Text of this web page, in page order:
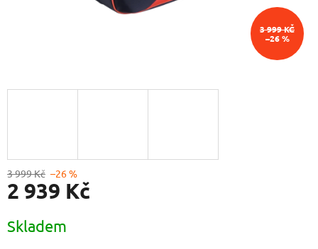
3 999 KČ
–26 %
3 999 Kč –26 %
2 939 Kč
cena:
Skladem